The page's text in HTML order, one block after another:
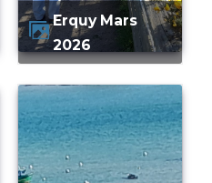
Erquy Mars
2026